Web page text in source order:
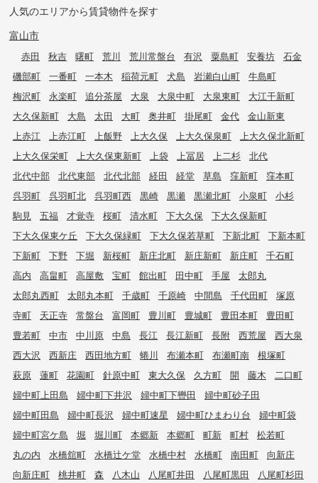
人気のエリアから賃貸物件を探す
富山市
赤田 秋吉 曙町 荒川 荒川常盤台 有沢 粟島町 安養坊
石金
磯部町
一番町 一本木 稲荷元町 犬島 岩瀬白山町
牛島町
梅沢町
永楽町 追分茶屋 大泉 大泉中町 大泉東町
大江干新町
大久保新町
大島 太田 大町 奥井町 掛尾町 金代
金山新東
上赤江
上赤江町 上飯野 上大久保 上大久保泉町
上大久保北新町
上大久保栄町
上大久保東新町 上袋 上冨居 上二杉
北代
北代中部
北代東部 北代北部 経田 経堂 草島 窪新町
窪本町
呉羽町
呉羽町北 呉羽町西 黒崎 黒瀬 黒瀬北町 小泉町
小杉
駒見
五福 才覚寺 桜町 清水町 下大久保
下大久保新町
下大久保東ケ丘
下大久保緑町 下大久保若草町 下新北町
下新本町
下新町
下野 下堀 新桜町 新庄北町 新庄新町 新庄町
千石町
高内
高畠町 高屋敷 宝町 館出町 田中町 手屋
太郎丸
太郎丸西町
太郎丸本町 千歳町 千原崎 中間島 千代田町
塚原
寺町
天正寺 常盤台 富岡町 豊川町 豊城町 豊田本町
豊田町
豊若町
中市 中川原 中島 長江 長江新町 長附 西荒屋
西大泉
西大沢
西新庄 西田地方町 蜷川 布瀬本町 布瀬町南
根塚町
萩原
蓮町 花園町 針原中町 東大久保 久方町 開 藤木
二口町
婦中町上田島
婦中町下井沢 婦中町下轡田
婦中町砂子田
婦中町田島
婦中町長沢 婦中町速星 婦中町ひまわり台
婦中町袋
婦中町宮ケ島
堀 堀川町 本郷新 本郷町 町新 町村
松若町
丸の内
水橋舘町 水橋辻ケ堂 水橋中村 水橋町 南田町
向新庄
向新庄町
桃井町 森 八木山 八尾町井田 八尾町黒田
八尾町杉田